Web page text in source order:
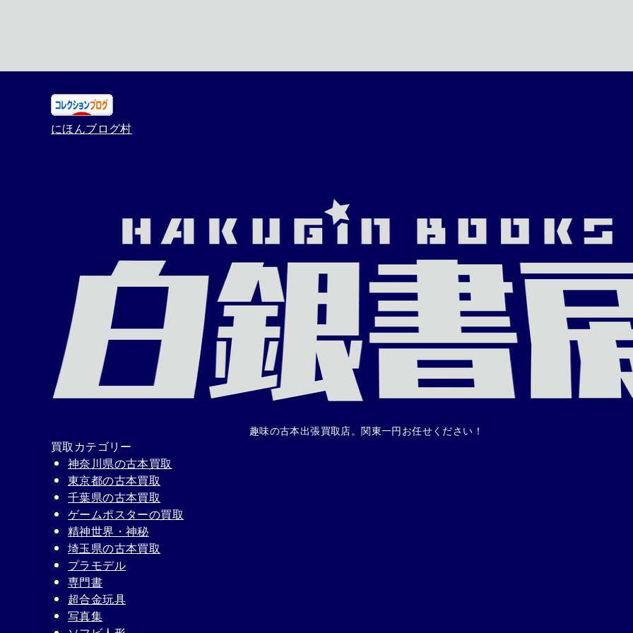
にほんブログ村
趣味の古本出張買取店。関東一円お任せください！
買取カテゴリー
神奈川県の古本買取
東京都の古本買取
千葉県の古本買取
ゲームポスターの買取
精神世界・神秘
埼玉県の古本買取
プラモデル
専門書
超合金玩具
写真集